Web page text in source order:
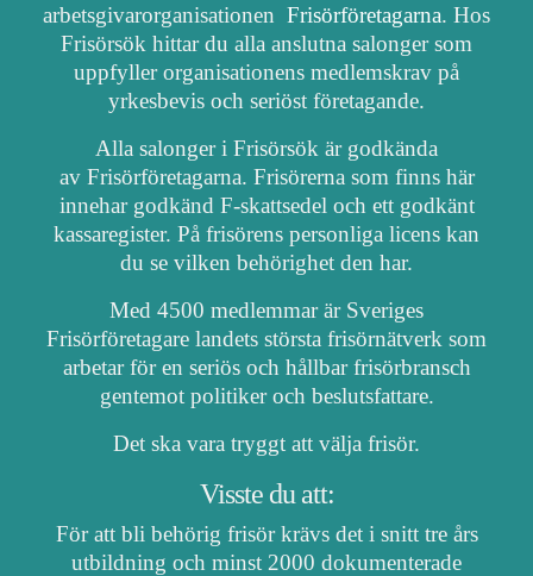
arbetsgivarorganisationen Frisörföretagarna. Hos
Frisörsök hittar du alla anslutna salonger som
uppfyller organisationens medlemskrav på
yrkesbevis och seriöst företagande.
Alla salonger i Frisörsök är godkända
av Frisörföretagarna. Frisörerna som finns här
innehar godkänd F-skattsedel och ett godkänt
kassaregister. På frisörens personliga licens kan
du se vilken behörighet den har.
Med 4500 medlemmar är Sveriges
Frisörföretagare landets största frisörnätverk som
arbetar för en seriös och hållbar frisörbransch
gentemot politiker och beslutsfattare.
Det ska vara tryggt att välja frisör.
Visste du att:
För att bli behörig frisör krävs det i snitt tre års
utbildning och minst 2000 dokumenterade